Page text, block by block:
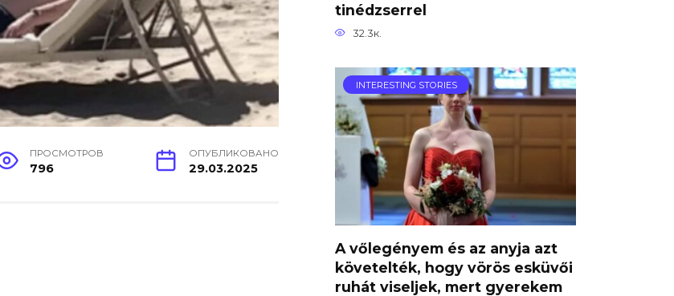
ПРОСМОТРОВ
796
ОПУБЛИКОВАНО
29.03.2025
tinédzserrel
32.3к.
INTERESTING STORIES
A vőlegényem és az anyja azt
követelték, hogy vörös esküvői
ruhát viseljek, mert gyerekem